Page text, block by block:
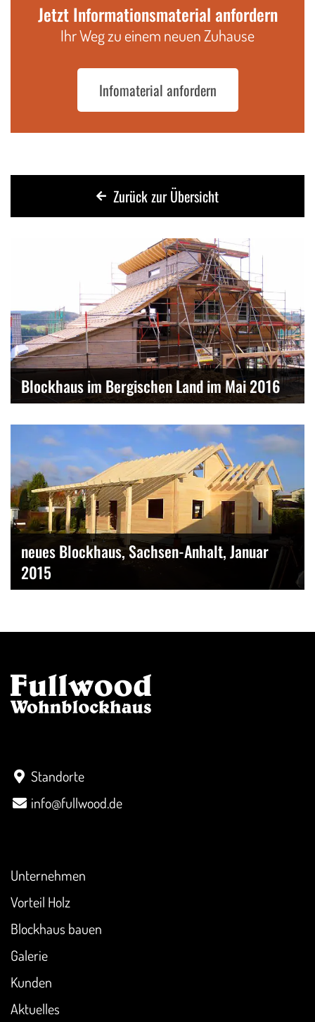
Jetzt Informationsmaterial anfordern
Ihr Weg zu einem neuen Zuhause
Infomaterial anfordern
Zurück zur Übersicht
Blockhaus im Bergischen Land im Mai 2016
neues Blockhaus, Sachsen-Anhalt, Januar
2015
Standorte
info@fullwood.de
Unternehmen
Vorteil Holz
Blockhaus bauen
Galerie
Kunden
Aktuelles